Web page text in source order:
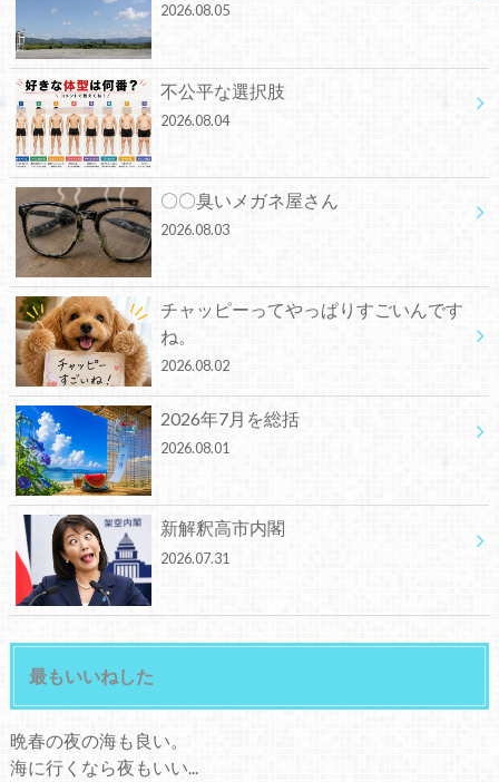
2026.08.05
不公平な選択肢
2026.08.04
〇〇臭いメガネ屋さん
2026.08.03
チャッピーってやっぱりすごいんです
ね。
2026.08.02
2026年7月を総括
2026.08.01
新解釈高市内閣
2026.07.31
最もいいねした
晩春の夜の海も良い。
海に行くなら夜もいい...